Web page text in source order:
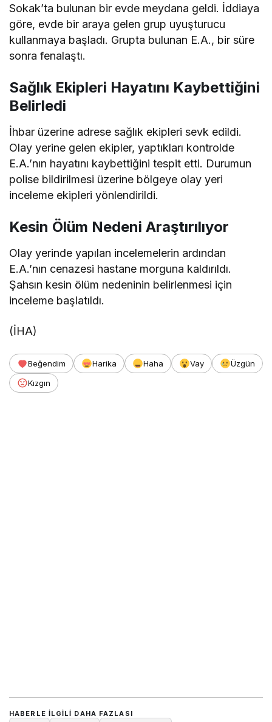
Sokak’ta bulunan bir evde meydana geldi. İddiaya
göre, evde bir araya gelen grup uyuşturucu
kullanmaya başladı. Grupta bulunan E.A., bir süre
sonra fenalaştı.
Sağlık Ekipleri Hayatını Kaybettiğini
Belirledi
İhbar üzerine adrese sağlık ekipleri sevk edildi.
Olay yerine gelen ekipler, yaptıkları kontrolde
E.A.’nın hayatını kaybettiğini tespit etti. Durumun
polise bildirilmesi üzerine bölgeye olay yeri
inceleme ekipleri yönlendirildi.
Kesin Ölüm Nedeni Araştırılıyor
Olay yerinde yapılan incelemelerin ardından
E.A.’nın cenazesi hastane morguna kaldırıldı.
Şahsın kesin ölüm nedeninin belirlenmesi için
inceleme başlatıldı.
(İHA)
Beğendim Harika Haha Vay
Üzgün
Kızgın
HABERLE ILGILI DAHA FAZLASI